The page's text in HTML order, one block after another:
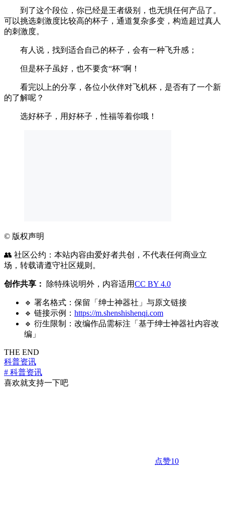
到了这个段位，你已经是王者级别，也无惧任何产品了。
可以挑选刺激度比较高的杯子，通道复杂多变，构造超过真人
的刺激度。
有人说，找到适合自己的杯子，会有一种飞升感；
但是杯子虽好，也不要贪“杯”啊！
看完以上的分享，各位小伙伴对飞机杯，是否有了一个新
的了解呢？
选好杯子，用好杯子，性福等着你哦！
© 版权声明
👥 社区公约：本站内容由爱好者共创，不代表任何商业立
场，转载请遵守社区规则。
创作共享： 除特殊说明外，内容适用CC BY 4.0
🔹 署名格式：保留「绅士神器社」与原文链接
🔹 链接示例： https://m.shenshishenqi.com
🔹 衍生限制：改编作品需标注「基于绅士神器社内容改
编」
THE END
科普资讯
# 科普资讯
喜欢就支持一下吧
点赞10